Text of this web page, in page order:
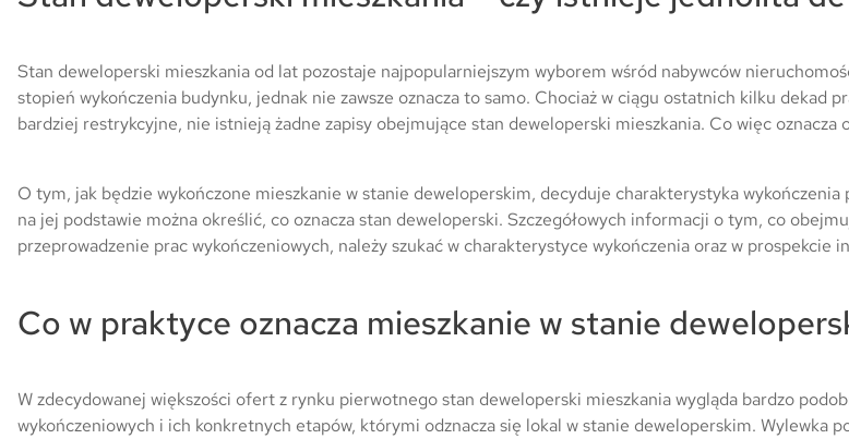
Stan deweloperski mieszkania od lat pozostaje najpopularniejszym wyborem wśród nabywców
stopień wykończenia budynku, jednak nie zawsze oznacza to samo. Chociaż w ciągu ostatnich kilku dekad
bardziej restrykcyjne, nie istnieją żadne zapisy obejmujące stan deweloperski mieszkania. Co więc oznacza
O tym, jak będzie wykończone mieszkanie w stanie deweloperskim, decyduje charakterystyka wykończenia
na jej podstawie można określić, co oznacza stan deweloperski. Szczegółowych informacji o tym, co
przeprowadzenie prac wykończeniowych, należy szukać w charakterystyce wykończenia oraz w prospekcie
Co w praktyce oznacza mieszkanie w stanie
W zdecydowanej większości ofert z rynku pierwotnego stan deweloperski mieszkania wygląda bardzo
wykończeniowych i ich konkretnych etapów, którymi odznacza się lokal w stanie deweloperskim. Wylewka